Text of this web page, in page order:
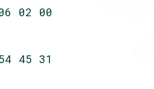
02 00
45 31